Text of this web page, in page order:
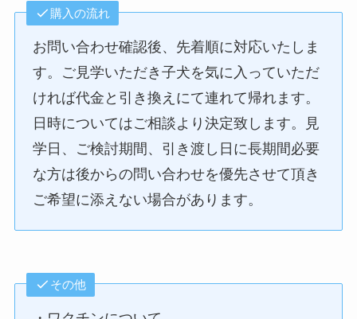
購入の流れ
お問い合わせ確認後、先着順に対応いたしま
す。ご見学いただき子犬を気に入っていただ
ければ代金と引き換えにて連れて帰れます。
日時についてはご相談より決定致します。見
学日、ご検討期間、引き渡し日に長期間必要
な方は後からの問い合わせを優先させて頂き
ご希望に添えない場合があります。
その他